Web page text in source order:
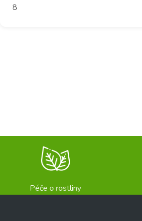
8
Péče o rostliny